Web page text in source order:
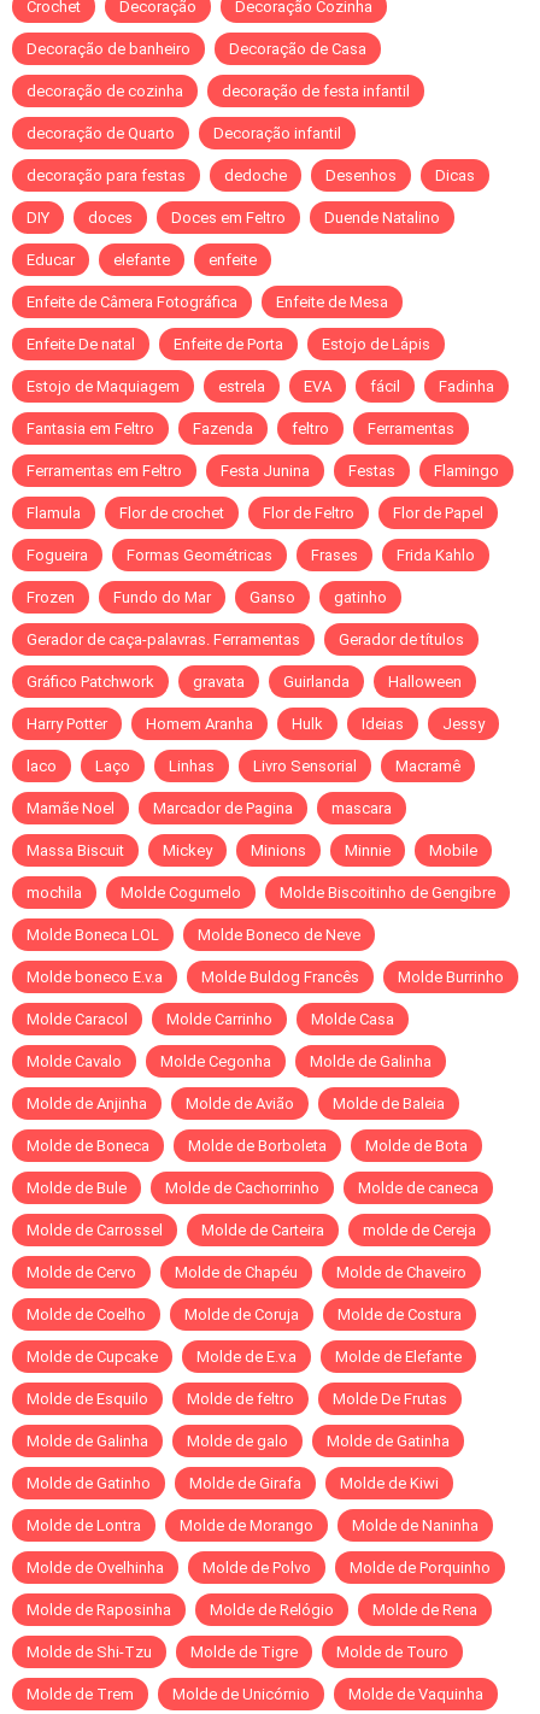
Crochet Decoração Decoração Cozinha
Decoração de banheiro Decoração de Casa
decoração de cozinha decoração de festa infantil
decoração de Quarto Decoração infantil
decoração para festas dedoche Desenhos Dicas
DIY doces Doces em Feltro Duende Natalino
Educar elefante enfeite
Enfeite de Câmera Fotográfica Enfeite de Mesa
Enfeite De natal Enfeite de Porta Estojo de Lápis
Estojo de Maquiagem estrela EVA fácil Fadinha
Fantasia em Feltro Fazenda feltro Ferramentas
Ferramentas em Feltro Festa Junina Festas Flamingo
Flamula Flor de crochet Flor de Feltro Flor de Papel
Fogueira Formas Geométricas Frases Frida Kahlo
Frozen Fundo do Mar Ganso gatinho
Gerador de caça-palavras. Ferramentas Gerador de títulos
Gráfico Patchwork gravata Guirlanda Halloween
Harry Potter Homem Aranha Hulk Ideias Jessy
laco Laço Linhas Livro Sensorial Macramê
Mamãe Noel Marcador de Pagina mascara
Massa Biscuit Mickey Minions Minnie Mobile
mochila Molde Cogumelo Molde Biscoitinho de Gengibre
Molde Boneca LOL Molde Boneco de Neve
Molde boneco E.v.a Molde Buldog Francês Molde Burrinho
Molde Caracol Molde Carrinho Molde Casa
Molde Cavalo Molde Cegonha Molde de Galinha
Molde de Anjinha Molde de Avião Molde de Baleia
Molde de Boneca Molde de Borboleta Molde de Bota
Molde de Bule Molde de Cachorrinho Molde de caneca
Molde de Carrossel Molde de Carteira molde de Cereja
Molde de Cervo Molde de Chapéu Molde de Chaveiro
Molde de Coelho Molde de Coruja Molde de Costura
Molde de Cupcake Molde de E.v.a Molde de Elefante
Molde de Esquilo Molde de feltro Molde De Frutas
Molde de Galinha Molde de galo Molde de Gatinha
Molde de Gatinho Molde de Girafa Molde de Kiwi
Molde de Lontra Molde de Morango Molde de Naninha
Molde de Ovelhinha Molde de Polvo Molde de Porquinho
Molde de Raposinha Molde de Relógio Molde de Rena
Molde de Shi-Tzu Molde de Tigre Molde de Touro
Molde de Trem Molde de Unicórnio Molde de Vaquinha